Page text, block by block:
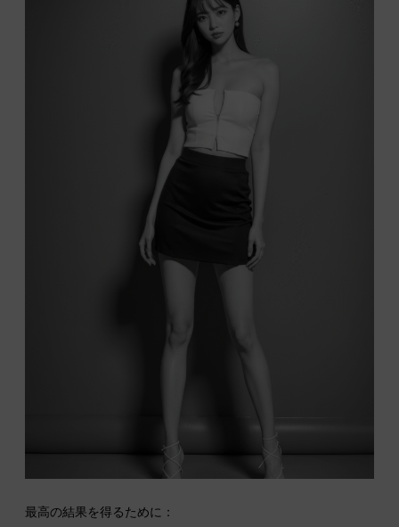
最高の結果を得るために：